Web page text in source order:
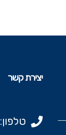
יצירת קשר
טלפון: 02-6504977